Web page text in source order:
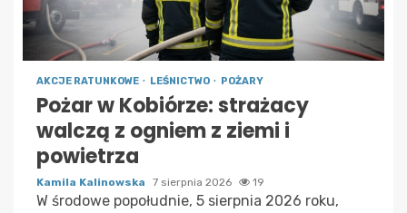
AKCJE RATUNKOWE LEŚNICTWO POŻARY
Pożar w Kobiórze: strażacy
walczą z ogniem z ziemi i
powietrza
Kamila Kalinowska 7 sierpnia 2026 19
W środowe popołudnie, 5 sierpnia 2026 roku,